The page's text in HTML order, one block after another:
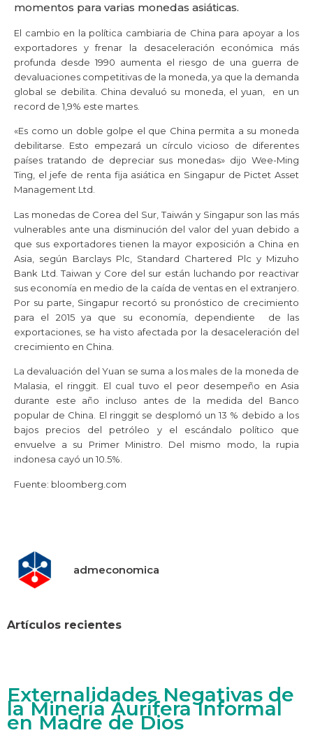
momentos para varias monedas asiáticas.
El cambio en la política cambiaria de China para apoyar a los
exportadores y frenar la desaceleración económica más
profunda desde 1990 aumenta el riesgo de una guerra de
devaluaciones competitivas de la moneda, ya que la demanda
global se debilita. China devaluó su moneda, el yuan, en un
record de 1,9% este martes.
«Es como un doble golpe el que China permita a su moneda
debilitarse. Esto empezará un círculo vicioso de diferentes
países tratando de depreciar sus monedas» dijo Wee-Ming
Ting, el jefe de renta fija asiática en Singapur de Pictet Asset
Management Ltd.
Las monedas de Corea del Sur, Taiwán y Singapur son las más
vulnerables ante una disminución del valor del yuan debido a
que sus exportadores tienen la mayor exposición a China en
Asia, según Barclays Plc, Standard Chartered Plc y Mizuho
Bank Ltd. Taiwan y Core del sur están luchando por reactivar
sus economía en medio de la caída de ventas en el extranjero.
Por su parte, Singapur recortó su pronóstico de crecimiento
para el 2015 ya que su economía, dependiente de las
exportaciones, se ha visto afectada por la desaceleración del
crecimiento en China.
La devaluación del Yuan se suma a los males de la moneda de
Malasia, el ringgit. El cual tuvo el peor desempeño en Asia
durante este año incluso antes de la medida del Banco
popular de China. El ringgit se desplomó un 13 % debido a los
bajos precios del petróleo y el escándalo político que
envuelve a su Primer Ministro. Del mismo modo, la rupia
indonesa cayó un 10.5%.
Fuente: bloomberg.com
admeconomica
Artículos recientes
Externalidades Negativas de
la Minería Aurífera Informal
en Madre de Dios